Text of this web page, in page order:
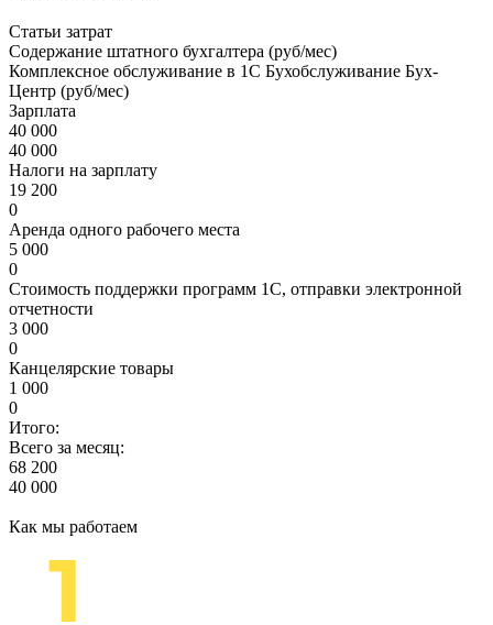
Статьи затрат
Содержание штатного бухгалтера (руб/мес)
Комплексное обслуживание в 1С Бухобслуживание Бух-
Центр (руб/мес)
Зарплата
40 000
40 000
Налоги на зарплату
19 200
0
Аренда одного рабочего места
5 000
0
Стоимость поддержки программ 1С, отправки электронной
отчетности
3 000
0
Канцелярские товары
1 000
0
Итого:
Всего за месяц:
68 200
40 000
Как мы работаем